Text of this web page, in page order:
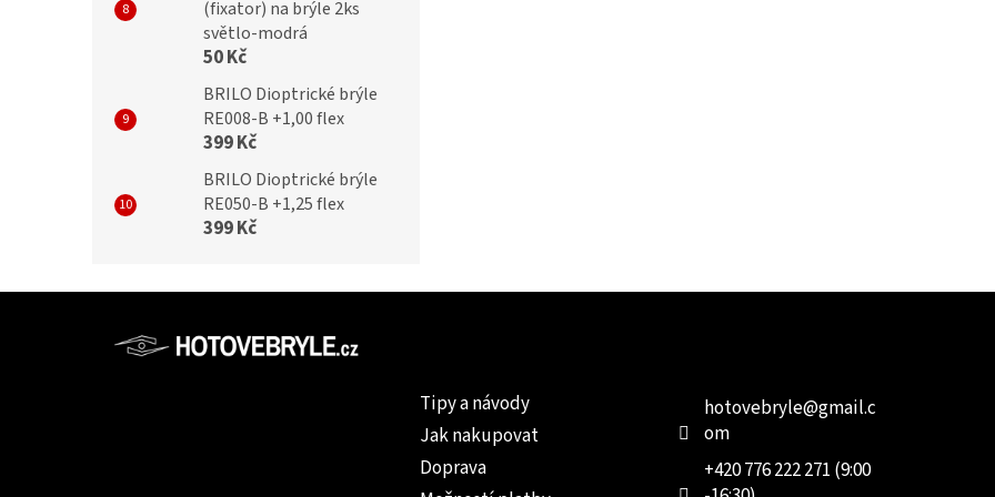
(fixator) na brýle 2ks
světlo-modrá
50 Kč
BRILO Dioptrické brýle
RE008-B +1,00 flex
399 Kč
BRILO Dioptrické brýle
RE050-B +1,25 flex
399 Kč
Tipy a návody
Jak nakupovat
Doprava
hotovebryle@gmail.c
om
+420 776 222 271 (9:00